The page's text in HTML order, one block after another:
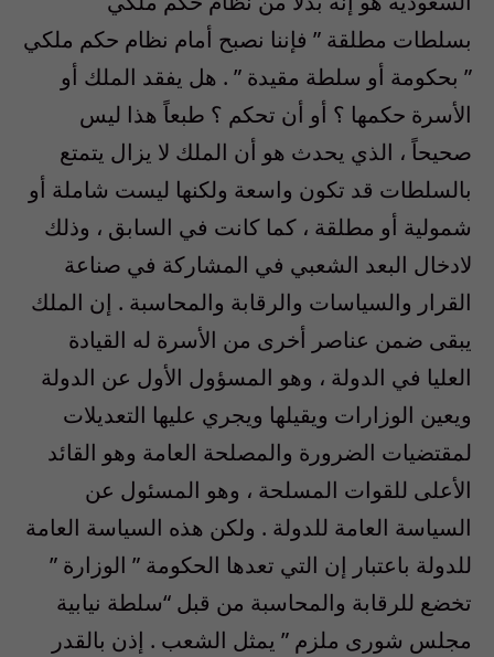
بسلطات مطلقة ” فإننا نصبح أمام نظام حكم ملكي
” بحكومة أو سلطة مقيدة ” . هل يفقد الملك أو
الأسرة حكمها ؟ أو أن تحكم ؟ طبعاً هذا ليس
صحيحاً ، الذي يحدث هو أن الملك لا يزال يتمتع
بالسلطات قد تكون واسعة ولكنها ليست شاملة أو
شمولية أو مطلقة ، كما كانت في السابق ، وذلك
لادخال البعد الشعبي في المشاركة في صناعة
القرار والسياسات والرقابة والمحاسبة . إن الملك
يبقى ضمن عناصر أخرى من الأسرة له القيادة
العليا في الدولة ، وهو المسؤول الأول عن الدولة
ويعين الوزارات ويقيلها ويجري عليها التعديلات
لمقتضيات الضرورة والمصلحة العامة وهو القائد
الأعلى للقوات المسلحة ، وهو المسئول عن
السياسة العامة للدولة . ولكن هذه السياسة العامة
للدولة باعتبار إن التي تعدها الحكومة ” الوزارة ”
تخضع للرقابة والمحاسبة من قبل “سلطة نيابية
مجلس شورى ملزم ” يمثل الشعب . إذن بالقدر